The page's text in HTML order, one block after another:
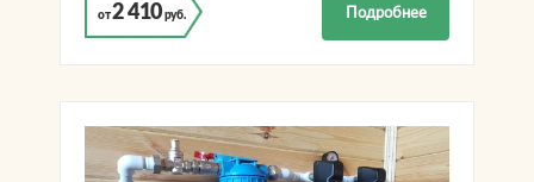
от2 410 руб. Подробнее